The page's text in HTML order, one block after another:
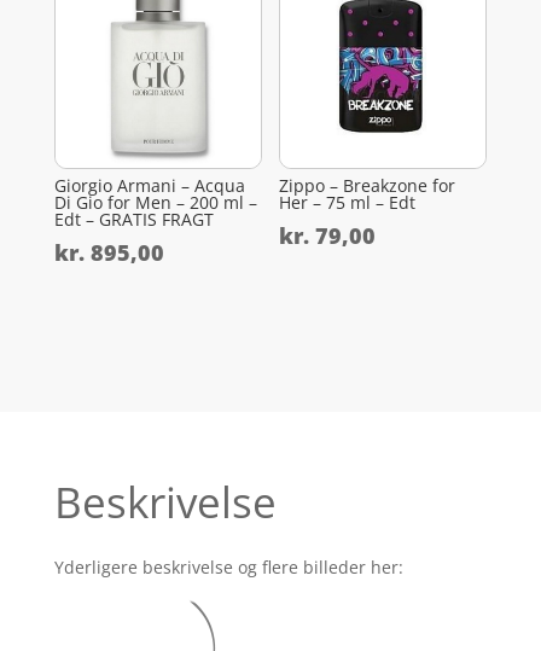
Giorgio Armani – Acqua
Di Gio for Men – 200 ml –
Edt – GRATIS FRAGT
kr.895,00
Zippo – Breakzone for
Her – 75 ml – Edt
kr. 79,00
Beskrivelse
Yderligere beskrivelse og flere billeder her: